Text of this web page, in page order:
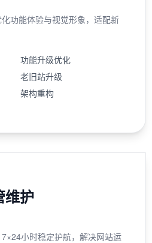
功能体验与视觉形象，适配新
功能升级优化
老旧站升级
架构重构
维护
小时稳定护航，解决网站运